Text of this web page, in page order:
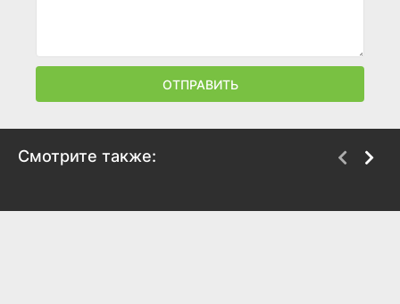
ОТПРАВИТЬ
Смотрите также: